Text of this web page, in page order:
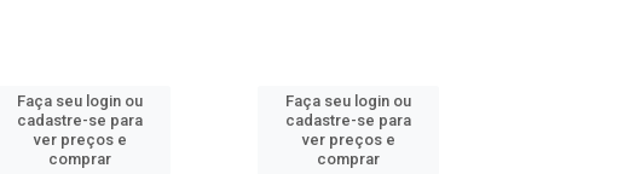
Faça seu login ou
cadastre-se para
ver preços e
comprar
Faça seu login ou
cadastre-se para
ver preços e
comprar